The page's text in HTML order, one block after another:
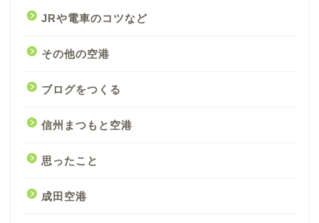
JRや電車のコツなど
その他の空港
ブログをつくる
信州まつもと空港
思ったこと
成田空港